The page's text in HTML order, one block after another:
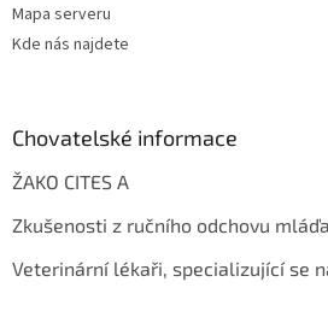
Mapa serveru
Kde nás najdete
Chovatelské informace
ŽAKO CITES A
Zkušenosti z ručního odchovu
Veterinární lékaři, specializující se